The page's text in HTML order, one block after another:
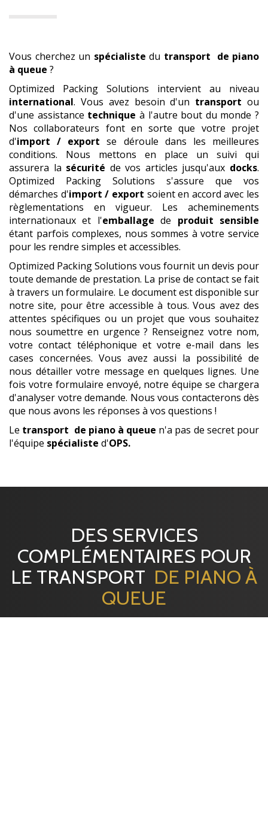
Vous cherchez un spécialiste du transport de piano
à queue ?
Optimized Packing Solutions intervient au niveau
international. Vous avez besoin d'un transportou
d'une assistance technique à l'autre bout du monde ?
Nos collaborateurs font en sorte que votre projet
d'import / exportse déroule dans les meilleures
conditions. Nous mettons en place un suivi qui
assurera la sécurité de vos articles jusqu'aux docks.
Optimized Packing Solutions s'assure que vos
démarches d'import / export soient en accord avec les
règlementations en vigueur. Les acheminements
internationaux et l'emballagede produit sensible
étant parfois complexes, nous sommes à votre service
pour les rendre simples et accessibles.
Optimized Packing Solutions vous fournit un devis pour
toute demande de prestation. La prise de contact se fait
à travers un formulaire. Le document est disponible sur
notre site, pour être accessible à tous. Vous avez des
attentes spécifiques ou un projet que vous souhaitez
nous soumettre en urgence ? Renseignez votre nom,
votre contact téléphonique et votre e-mail dans les
cases concernées. Vous avez aussi la possibilité de
nous détailler votre message en quelques lignes. Une
fois votre formulaire envoyé, notre équipe se chargera
d'analyser votre demande. Nous vous contacterons dès
que nous avons les réponses à vos questions !
Le transport de piano à queue n'a pas de secret pour
l'équipe spécialiste d'OPS.
DES SERVICES
COMPLÉMENTAIRES POUR
LE TRANSPORT DE PIANO À
QUEUE